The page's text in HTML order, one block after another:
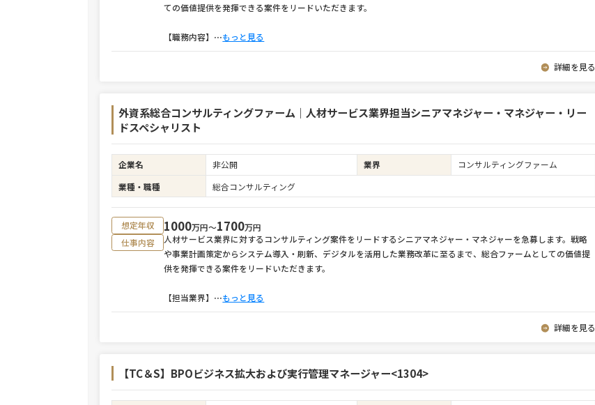
ての価値提供を発揮できる案件をリードいただきます。
【職務内容】 ⋯もっと見る
詳細を見る
外資系総合コンサルティングファーム｜人材サービス業界担当シニアマネジャー・マネジャー・リー
ドスペシャリスト
企業名 非公開 業界
コンサルティングファーム
業種・職種
総合コンサルティング
想定年収 1000万円〜1700万円
仕事内容
人材サービス業界に対するコンサルティング案件をリードするシニアマネジャー・マネジャーを急募します。戦略
や事業計画策定からシステム導入・刷新、デジタルを活用した業務改革に至るまで、総合ファームとしての価値提
供を発揮できる案件をリードいただきます。
【担当業界】 ⋯もっと見る
詳細を見る
【TC＆S】BPOビジネス拡大および実行管理マネージャー<1304>